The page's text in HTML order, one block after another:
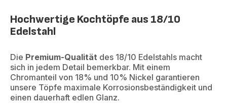
Hochwertige Kochtöpfe aus 18/10
Edelstahl
Die Premium-Qualität des 18/10 Edelstahls macht
sich in jedem Detail bemerkbar. Mit einem
Chromanteil von 18% und 10% Nickel garantieren
unsere Töpfe maximale Korrosionsbeständigkeit und
einen dauerhaft edlen Glanz.